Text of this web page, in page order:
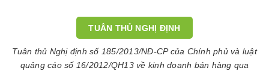
TUÂN THỦ NGHỊ ĐỊNH
Tuân thủ Nghị định số 185/2013/NĐ-CP của Chính phủ và luật
quảng cáo số 16/2012/QH13 về kinh doanh bán hàng qua